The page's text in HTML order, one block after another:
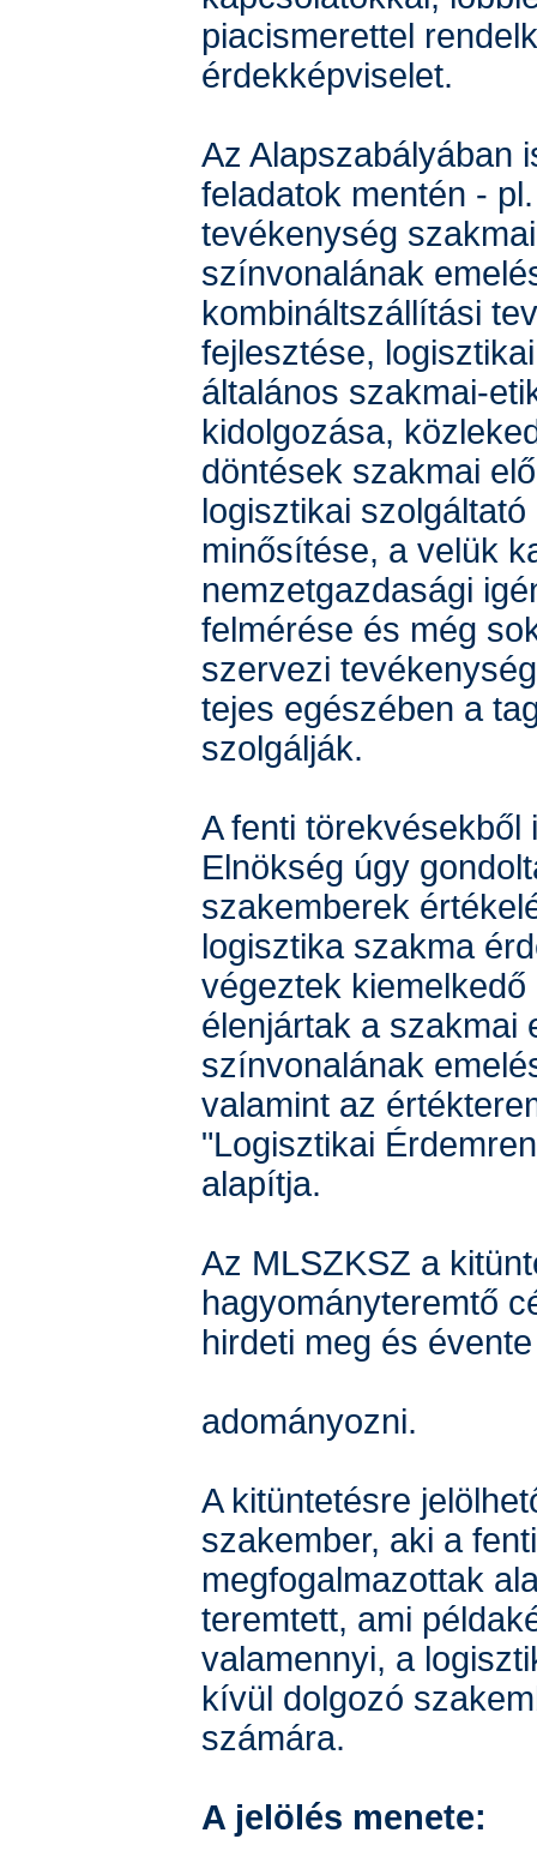
piacismerettel
érdekképviselet.
Az Alapszabályában
feladatok mentén -
tevékenység szakmai
színvonalának
kombináltszállítási
fejlesztése,
általános szakmai-
kidolgozása,
döntések szakmai
logisztikai
minősítése, a velük
nemzetgazdasági
felmérése és még
szervezi
tejes egészében a
szolgálják.
A fenti törekvésekből
Elnökség úgy
szakemberek
logisztika szakma
végeztek
élenjártak a szakmai
színvonalának
valamint az
"Logisztikai
alapítja.
Az MLSZKSZ a
hagyományteremtő
hirdeti meg és
adományozni.
A kitüntetésre
szakember, aki a
megfogalmazottak
teremtett, ami
valamennyi, a
kívül dolgozó
számára.
A jelölés menete: